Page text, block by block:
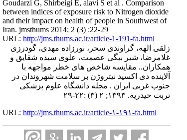
Goudarzi G, Shirbeigi E, alavi S et al . Comparison
between indices of exposure risk to Nitrogen dioxide
and their impact on health of people in Southwest of
Iran. jmsthums 2014; 2 (3) :22-29
URL: http://jms.thums.ac.ir/article-1-191-fa.html
زلقی الهه، گراوندی سحر، نورزاده مهدی، گودرزی
غلامرضا، شیر بیگی عصمت، علوی سیده شقایق و
همکاران.. مقایسه شاخص های خطر مواجهه با
آلاینده دی اکسید نیتروژن بر سلامت شهروندان در
جنوب غربی ایران . مجله دانشگاه علوم پزشکی
تربت حیدریه. ۱۳۹۳; ۲ (۳) :۲۲-۲۹
URL: http://jms.thums.ac.ir/article-۱-۱۹۱-fa.html